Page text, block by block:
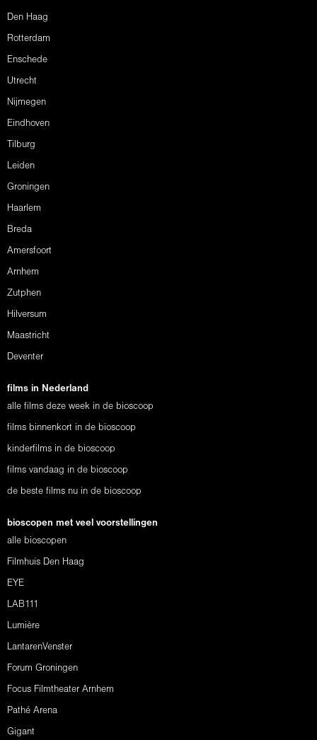
Den Haag
Rotterdam
Enschede
Utrecht
Nijmegen
Eindhoven
Tilburg
Leiden
Groningen
Haarlem
Breda
Amersfoort
Arnhem
Zutphen
Hilversum
Maastricht
Deventer
films in Nederland
alle films deze week in de bioscoop
films binnenkort in de bioscoop
kinderfilms in de bioscoop
films vandaag in de bioscoop
de beste films nu in de bioscoop
bioscopen met veel voorstellingen
alle bioscopen
Filmhuis Den Haag
EYE
LAB111
Lumière
LantarenVenster
Forum Groningen
Focus Filmtheater Arnhem
Pathé Arena
Gigant